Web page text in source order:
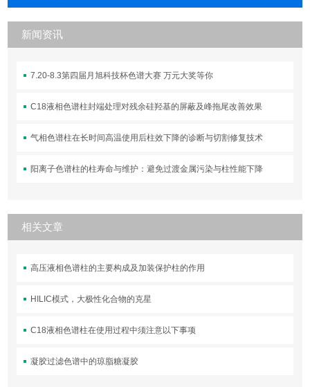
新闻资讯
7.20-8.3第四届月旭科技杯色谱大赛 万元大奖等你
C18液相色谱柱封端处理对残余硅羟基的屏蔽及峰拖尾改善效果
气相色谱柱在长时间高温使用后柱效下降的诊断与切割修复技术
阳离子色谱柱的柱寿命与维护：避免过渡金属污染与柱性能下降
相关文章
高压液相色谱柱的主要构成及加装保护柱的作用
HILIC模式，大极性化合物的克星
C18液相色谱柱在使用过程中须注意以下事项
凝胶过滤色谱中的琼脂糖凝胶